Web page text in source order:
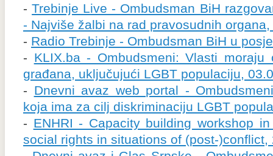
-Trebinje Live - Ombudsman BiH
- Najviše žalbi na rad pravosudnih
- Radio Trebinje - Ombudsman BiH u
- KLIX.ba - Ombudsmeni: Vlasti moraju
građana, uključujući LGBT populaciju,
- Dnevni avaz web portal -
koja ima za cilj diskriminaciju LGBT
- ENHRI - Capacity building workshop
social rights in situations of (post-)conflict,